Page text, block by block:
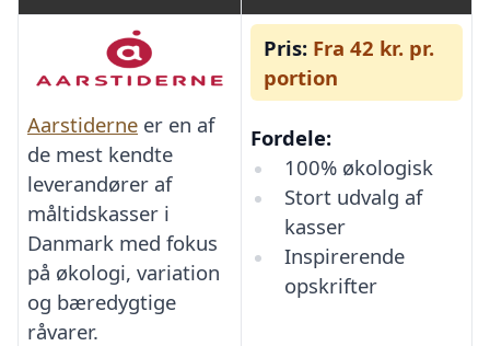
Aarstiderne er en af
de mest kendte
leverandører af
måltidskasser i
Danmark med fokus
på økologi, variation
og bæredygtige
råvarer.
Pris: Fra 42 kr. pr.
portion
Fordele:
100% økologisk
Stort udvalg af
kasser
Inspirerende
opskrifter